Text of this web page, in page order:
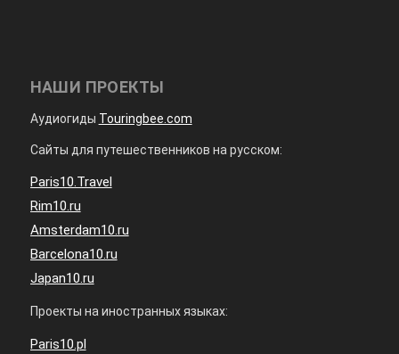
НАШИ ПРОЕКТЫ
Аудиогиды Touringbee.com
Сайты для путешественников на русском:
Paris10.Travel
Rim10.ru
Amsterdam10.ru
Barcelona10.ru
Japan10.ru
Проекты на иностранных языках:
Paris10.pl